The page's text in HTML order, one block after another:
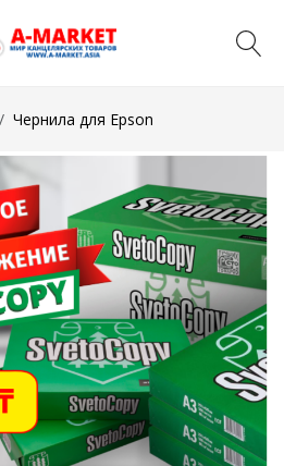
Чернила для Epson